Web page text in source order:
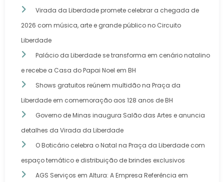
Virada da Liberdade promete celebrar a chegada de
2026 com música, arte e grande público no Circuito
Liberdade
Palácio da Liberdade se transforma em cenário natalino
e recebe a Casa do Papai Noel em BH
Shows gratuitos reúnem multidão na Praça da
Liberdade em comemoração aos 128 anos de BH
Governo de Minas inaugura Salão das Artes e anuncia
detalhes da Virada da Liberdade
O Boticário celebra o Natal na Praça da Liberdade com
espaço temático e distribuição de brindes exclusivos
AGS Serviços em Altura: A Empresa Referência em